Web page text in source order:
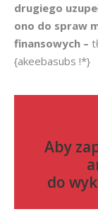
drugiego
ono do spraw
finansowych –
{akeebasubs !*}
Aby
do